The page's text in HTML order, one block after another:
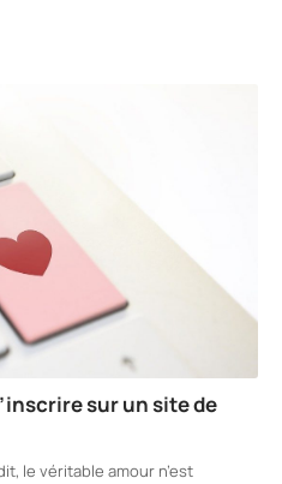
sur un site de
le véritable amour n’est